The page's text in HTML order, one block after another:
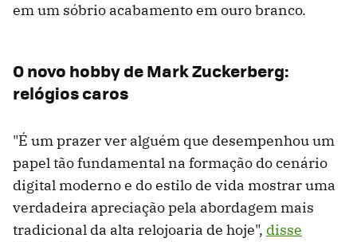
em um sóbrio acabamento em ouro branco.
O novo hobby de Mark Zuckerberg:
relógios caros
"É um prazer ver alguém que desempenhou um
papel tão fundamental na formação do cenário
digital moderno e do estilo de vida mostrar uma
verdadeira apreciação pela abordagem mais
tradicional da alta relojoaria de hoje", disse